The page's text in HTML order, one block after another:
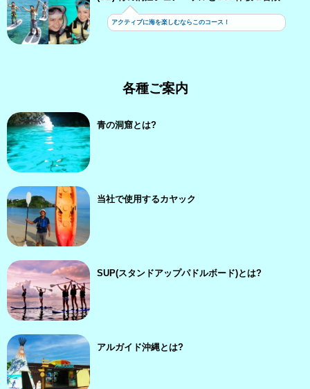
アクティブに海を楽しむならこのコース！
各種ご案内
青の洞窟とは?
当社で使用するカヤック
SUP(スタンドアップパドルボード)とは?
アルガイド沖縄とは?